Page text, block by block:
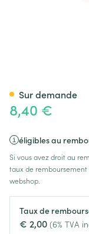
8,40 €
éligibles au
Si vous avez droit au
taux de
webshop.
Taux de
€ 2,00 (6% TVA
Sur demande